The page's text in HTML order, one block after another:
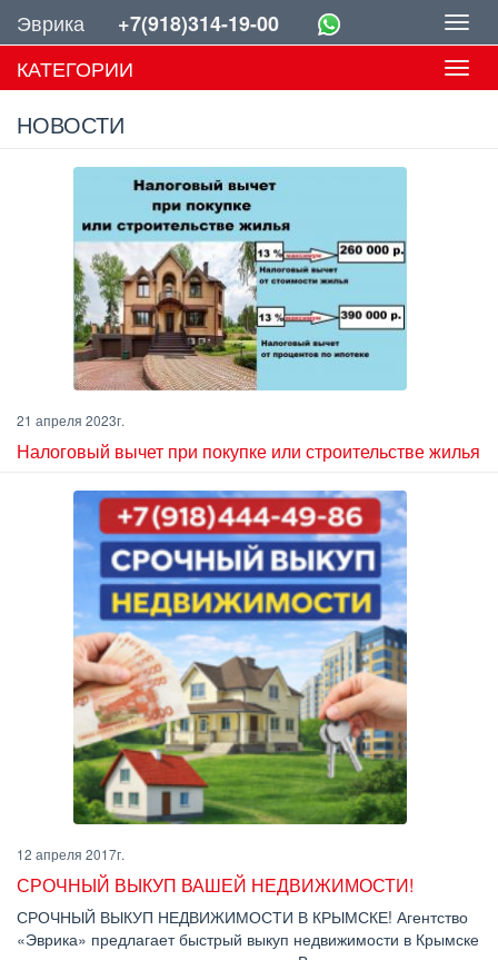
Эврика +7(918)314-19-00
КАТЕГОРИИ
НОВОСТИ
21 апреля 2023г.
Налоговый вычет при покупке или строительстве жилья
12 апреля 2017г.
СРОЧНЫЙ ВЫКУП ВАШЕЙ НЕДВИЖИМОСТИ!
СРОЧНЫЙ ВЫКУП НЕДВИЖИМОСТИ В КРЫМСКЕ! Агентство
«Эврика» предлагает быстрый выкуп недвижимости в Крымске